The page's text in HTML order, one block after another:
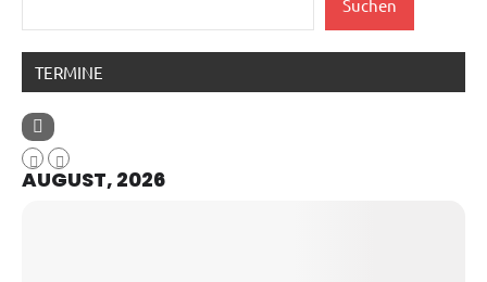
Suchen
TERMINE
AUGUST, 2026